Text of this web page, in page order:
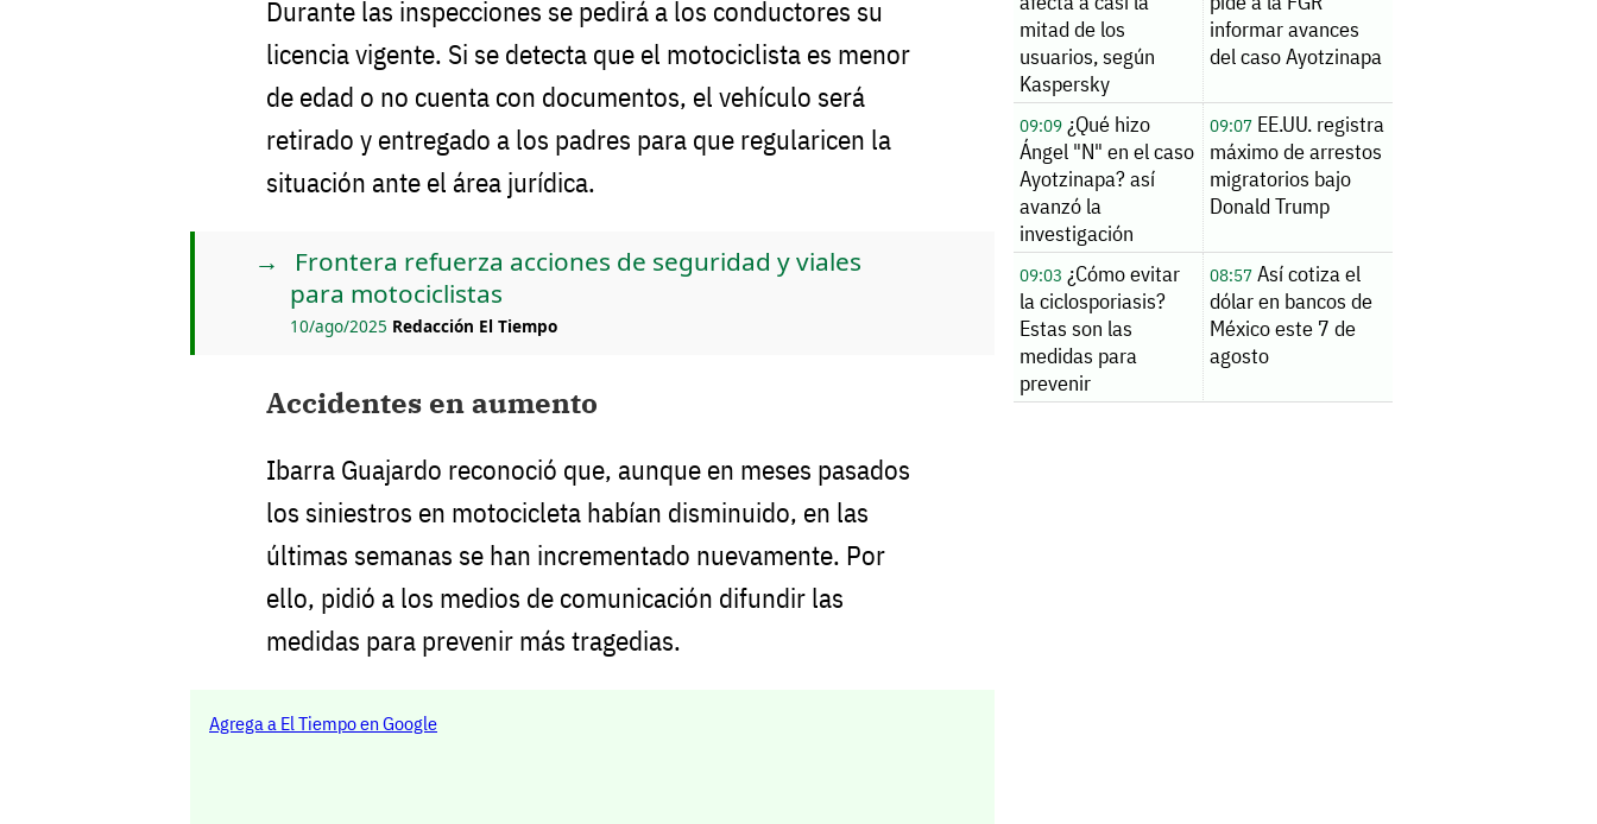
Durante las inspecciones se pedirá a los conductores su
licencia vigente. Si se detecta que el motociclista es menor
de edad o no cuenta con documentos, el vehículo será
retirado y entregado a los padres para que regularicen la
situación ante el área jurídica.
Frontera refuerza acciones de seguridad y viales
para motociclistas
10/ago/2025 Redacción El Tiempo
Accidentes en aumento
Ibarra Guajardo reconoció que, aunque en meses pasados
los siniestros en motocicleta habían disminuido, en las
últimas semanas se han incrementado nuevamente. Por
ello, pidió a los medios de comunicación difundir las
medidas para prevenir más tragedias.
Agrega a El Tiempo en Google
mitad de los
usuarios, según
Kaspersky
informar avances
del caso Ayotzinapa
09:09 ¿Qué hizo
Ángel "N" en el caso
Ayotzinapa? así
avanzó la
investigación
09:07EE.UU. registra
máximo de arrestos
migratorios bajo
Donald Trump
09:03 ¿Cómo evitar
la ciclosporiasis?
Estas son las
medidas para
prevenir
08:57Así cotiza el
dólar en bancos de
México este 7 de
agosto